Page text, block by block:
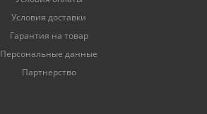
Условия доставки
Гарантия на товар
Персональные данные
Партнерство